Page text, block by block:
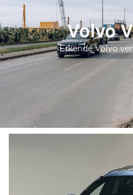
Volvo
Erkende Volvo
resultaten